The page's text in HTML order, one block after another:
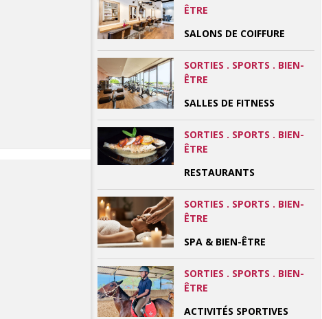
ÊTRE
SALONS DE COIFFURE
SORTIES . SPORTS . BIEN-
ÊTRE
SALLES DE FITNESS
SORTIES . SPORTS . BIEN-
ÊTRE
RESTAURANTS
SORTIES . SPORTS . BIEN-
ÊTRE
SPA & BIEN-ÊTRE
SORTIES . SPORTS . BIEN-
ÊTRE
ACTIVITÉS SPORTIVES